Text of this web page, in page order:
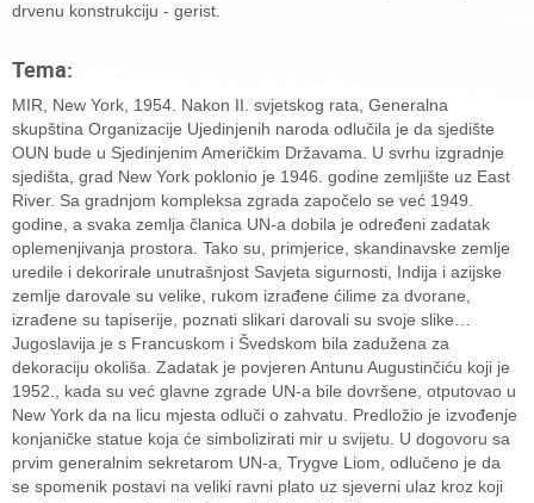
drvenu konstrukciju - gerist.
Tema:
MIR, New York, 1954. Nakon II. svjetskog rata, Generalna
skupština Organizacije Ujedinjenih naroda odlučila je da sjedište
OUN bude u Sjedinjenim Američkim Državama. U svrhu izgradnje
sjedišta, grad New York poklonio je 1946. godine zemljište uz East
River. Sa gradnjom kompleksa zgrada započelo se već 1949.
godine, a svaka zemlja članica UN-a dobila je određeni zadatak
oplemenjivanja prostora. Tako su, primjerice, skandinavske zemlje
uredile i dekorirale unutrašnjost Savjeta sigurnosti, Indija i azijske
zemlje darovale su velike, rukom izrađene ćilime za dvorane,
izrađene su tapiserije, poznati slikari darovali su svoje slike…
Jugoslavija je s Francuskom i Švedskom bila zadužena za
dekoraciju okoliša. Zadatak je povjeren Antunu Augustinčiću koji je
1952., kada su već glavne zgrade UN-a bile dovršene, otputovao u
New York da na licu mjesta odluči o zahvatu. Predložio je izvođenje
konjaničke statue koja će simbolizirati mir u svijetu. U dogovoru sa
prvim generalnim sekretarom UN-a, Trygve Liom, odlučeno je da
se spomenik postavi na veliki ravni plato uz sjeverni ulaz kroz koji